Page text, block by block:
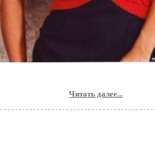
Читать далее...